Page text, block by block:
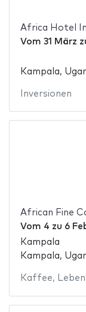
Africa Hotel
Vom 31 März
Kampala,
Inversionen
African Fine
Vom 4 zu 6
Kampala
Kampala,
Kaffee,